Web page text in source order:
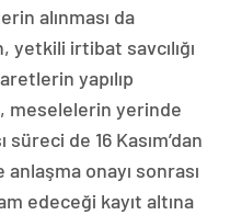
alınması da
irtibat savcılığı
yapılıp
meselelerin yerinde
de 16 Kasım’dan
onayı sonrası
edeceği kayıt altına